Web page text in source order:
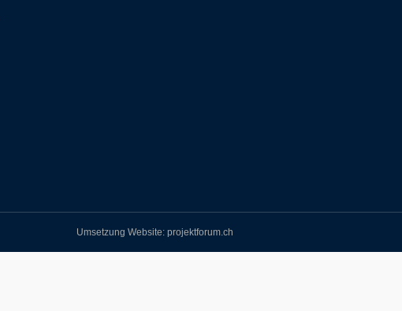
Umsetzung Website: projektforum.ch